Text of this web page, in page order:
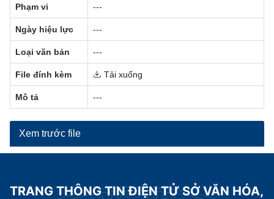
Phạm vi ---
Ngày hiệu lực ---
Loại văn bản ---
File đính kèm Tải xuống
Mô tả ---
Xem trước file
TRANG THÔNG TIN ĐIỆN TỬ SỞ VĂN HÓA,